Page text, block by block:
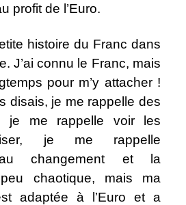
profit de l’Euro.
histoire du Franc dans
J’ai connu le Franc, mais
pour m’y attacher !
disais, je me rappelle des
je me rappelle voir les
je me rappelle
au changement et la
chaotique, mais ma
adaptée à l’Euro et a